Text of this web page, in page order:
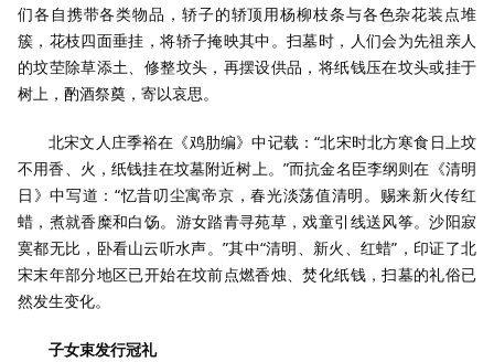
们各自携带各类物品，轿子的轿顶用杨柳枝条与各色杂花装点堆
簇，花枝四面垂挂，将轿子掩映其中。扫墓时，人们会为先祖亲人
的坟茔除草添土、修整坟头，再摆设供品，将纸钱压在坟头或挂于
树上，酌酒祭奠，寄以哀思。
北宋文人庄季裕在《鸡肋编》中记载：“北宋时北方寒食日上坟
不用香、火，纸钱挂在坟墓附近树上。”而抗金名臣李纲则在《清明
日》中写道：“忆昔叨尘寓帝京，春光淡荡值清明。赐来新火传红
蜡，煮就香糜和白饧。游女踏青寻苑草，戏童引线送风筝。沙阳寂
寞都无比，卧看山云听水声。”其中“清明、新火、红蜡”，印证了北
宋末年部分地区已开始在坟前点燃香烛、焚化纸钱，扫墓的礼俗已
然发生变化。
子女束发行冠礼